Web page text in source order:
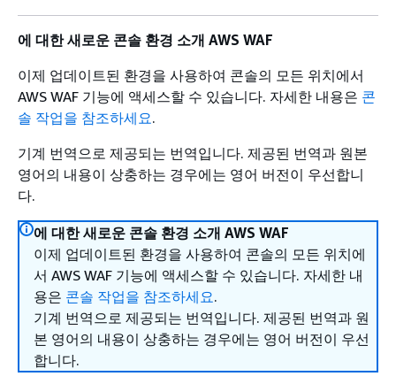
에 대한 새로운 콘솔 환경 소개 AWS WAF
이제 업데이트된 환경을 사용하여 콘솔의 모든 위치에서
AWS WAF 기능에 액세스할 수 있습니다. 자세한 내용은 콘
솔 작업을 참조하세요.
기계 번역으로 제공되는 번역입니다. 제공된 번역과 원본
영어의 내용이 상충하는 경우에는 영어 버전이 우선합니
다.
에 대한 새로운 콘솔 환경 소개 AWS WAF
이제 업데이트된 환경을 사용하여 콘솔의 모든 위치에
서 AWS WAF 기능에 액세스할 수 있습니다. 자세한 내
용은 콘솔 작업을 참조하세요.
기계 번역으로 제공되는 번역입니다. 제공된 번역과 원
본 영어의 내용이 상충하는 경우에는 영어 버전이 우선
합니다.